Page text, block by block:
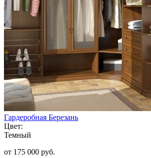
Гардеробная Березань
Цвет:
Темный
от 175 000 руб.